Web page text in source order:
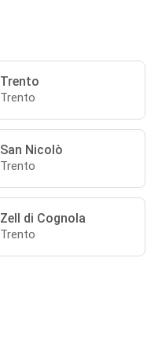
Trento
Trento
San Nicolò
Trento
Zell di Cognola
Trento